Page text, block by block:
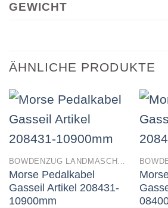
GEWICHT
ÄHNLICHE PRODUKTE
BOWDENZUG LANDMASCHINEN
Morse Pedalkabel
Gasseil Artikel 208431-
10900mm